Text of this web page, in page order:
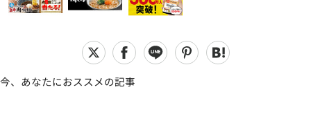
今、あなたにおススメの記事